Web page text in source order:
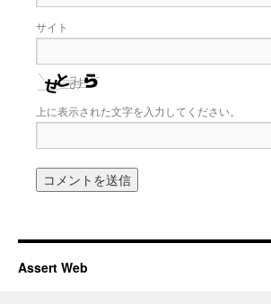
サイト
上に表示された文字を入力してください。
Assert Web